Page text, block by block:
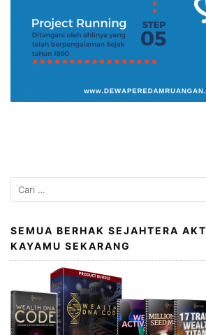
Cari
untuk:
SEMUA BERHAK SEJAHTERA
KAYAMU SEKARANG